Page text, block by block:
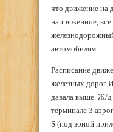
что движение на
напряженное,
автомобилям.
Расписание
железных дорог
давала выше. Ж/д
терминале 3
S (под зоной